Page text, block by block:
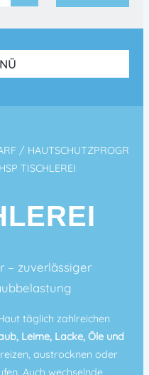
/ HAUTSCHUTZPROGR
TISCHLEREI
– zuverlässiger
täglich zahlreichen
Leime, Lacke, Öle und
austrocknen oder
Auch wechselnde